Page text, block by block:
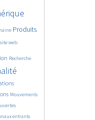
Produits
web
Recherche
Mouvements
entrants